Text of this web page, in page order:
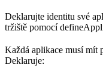
Deklarujte identitu své
tržiště pomocí
Každá aplikace musí mít
Deklaruje: